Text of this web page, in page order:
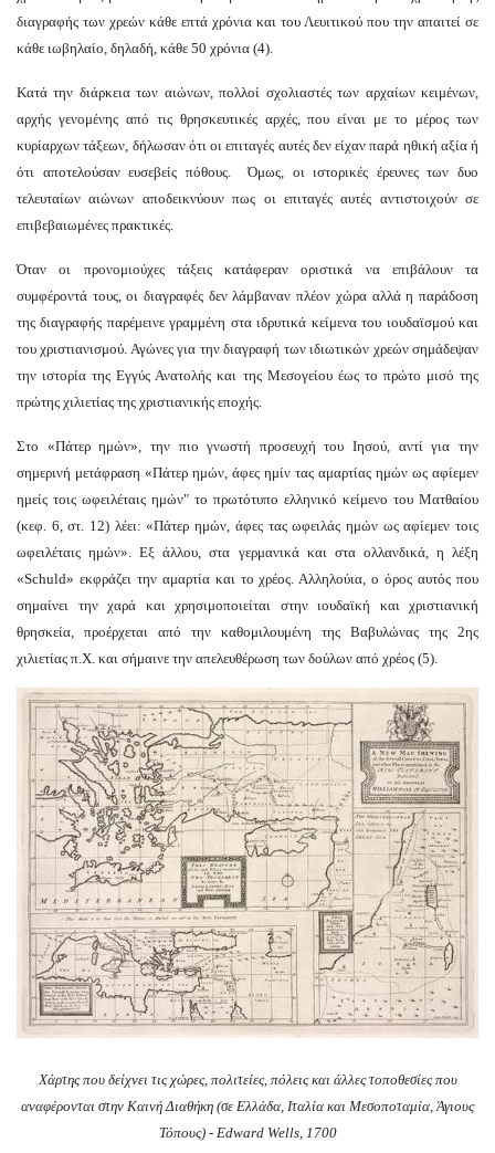
διαγραφής των χρεών κάθε επτά χρόνια και του Λευιτικού που την απαιτεί σε
κάθε ιωβηλαίο, δηλαδή, κάθε 50 χρόνια (4).
Κατά την διάρκεια των αιώνων, πολλοί σχολιαστές των αρχαίων κειμένων,
αρχής γενομένης από τις θρησκευτικές αρχές, που είναι με το μέρος των
κυρίαρχων τάξεων, δήλωσαν ότι οι επιταγές αυτές δεν είχαν παρά ηθική αξία ή
ότι αποτελούσαν ευσεβείς πόθους.
Όμως, οι ιστορικές έρευνες των δυο
τελευταίων αιώνων αποδεικνύουν πως οι επιταγές αυτές αντιστοιχούν σε
επιβεβαιωμένες πρακτικές.
Όταν οι προνομιούχες τάξεις κατάφεραν οριστικά να επιβάλουν τα
συμφέροντά τους, οι διαγραφές δεν λάμβαναν πλέον χώρα αλλά η παράδοση
της διαγραφής παρέμεινε γραμμένη στα ιδρυτικά κείμενα του ιουδαϊσμού και
του χριστιανισμού. Αγώνες για την διαγραφή των ιδιωτικών χρεών σημάδεψαν
την ιστορία της Εγγύς Ανατολής και της Μεσογείου έως το πρώτο μισό της
πρώτης χιλιετίας της χριστιανικής εποχής.
Στο «Πάτερ ημών», την πιο γνωστή προσευχή του Ιησού, αντί για την
σημερινή μετάφραση «Πάτερ ημών, άφες ημίν τας αμαρτίας ημών ως αφίεμεν
ημείς τοις ωφειλέταις ημών" το πρωτότυπο ελληνικό κείμενο του Ματθαίου
(κεφ. 6, στ. 12) λέει: «Πάτερ ημών, άφες τας ωφειλάς ημών ως αφίεμεν τοις
ωφειλέταις ημών». Εξ άλλου, στα γερμανικά και στα ολλανδικά, η λέξη
«Schuld» εκφράζει την αμαρτία και το χρέος. Αλληλούια , ο όρος αυτός που
σημαίνει την χαρά και χρησιμοποιείται στην ιουδαϊκή και χριστιανική
θρησκεία, προέρχεται από την καθομιλουμένη της Βαβυλώνας της 2ης
χιλιετίας π.Χ. και σήμαινε την απελευθέρωση των δούλων από χρέος (5).
Χάρτης που δείχνει τις χώρες, πολιτείες, πόλεις και άλλες τοποθεσίες που
αναφέρονται στην Καινή Διαθήκη (σε Ελλάδα, Ιταλία και Μεσοποταμία, Άγιους
Τόπους) - Edward Wells, 1700